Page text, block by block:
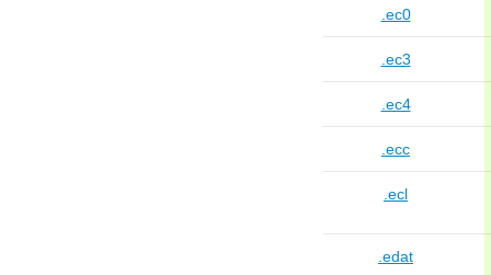
.ec0
.ec3
.ec4
.ecc
.ecl
.edat